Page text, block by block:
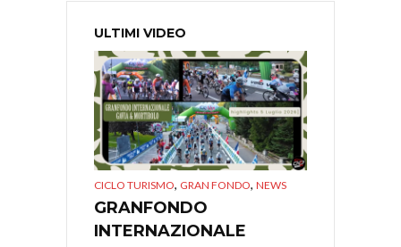
ULTIMI VIDEO
CICLO TURISMO, GRAN FONDO, NEWS
GRANFONDO
INTERNAZIONALE